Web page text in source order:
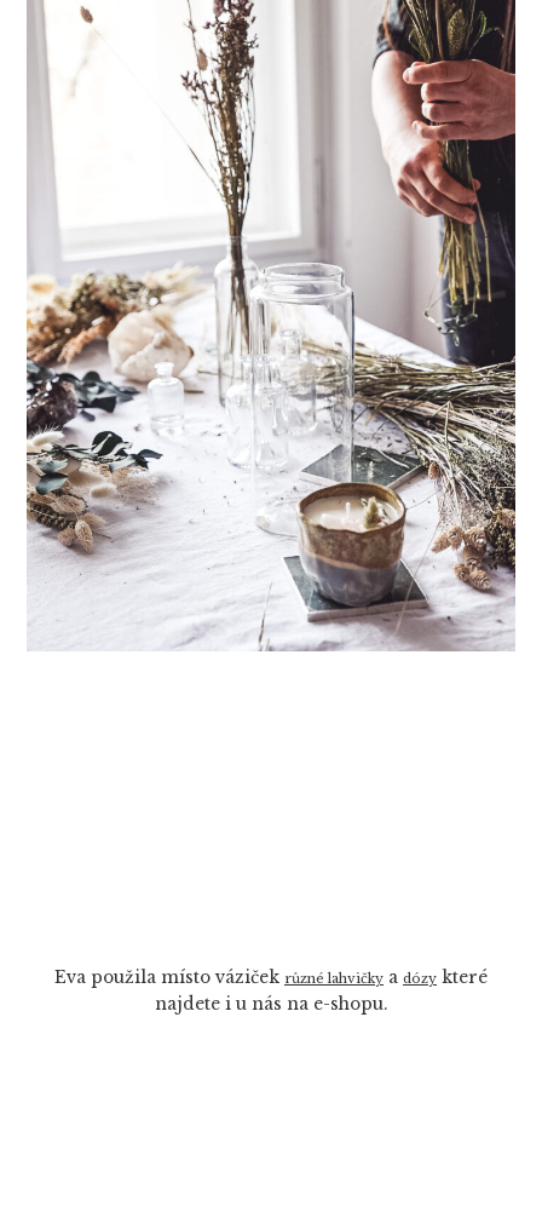
Eva použila místo váziček různé lahvičky a dózy které
najdete i u nás na e-shopu.